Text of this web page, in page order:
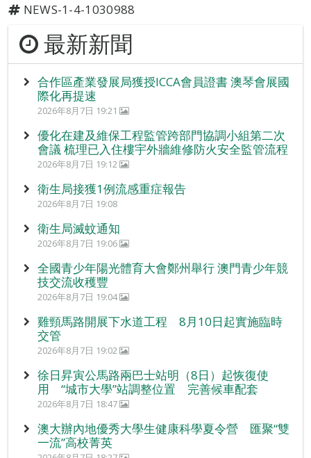
NEWS-1-4-1030988
最新新聞
合作區產業發展局獲授ICCA會員證書 澳琴會展國
際化再提速
2026年8月7日 19:21
優化在建及維保工程監管跨部門協調小組第二次
會議 梳理已入住樓宇外牆維修防火安全監管流程
2026年8月7日 19:12
衛生局接獲1例流感重症報告
2026年8月7日 19:08
衛生局滅蚊通知
2026年8月7日 19:06
全國青少年陽光體育大會鄭州舉行 澳門青少年競
技交流收穫豐
2026年8月7日 19:04
雞頸馬路開展下水道工程 8月10日起實施臨時
交管
2026年8月7日 19:02
徐日昇寅公馬路兩巴士站明（8日）起恢復使
用 “城市大學”站調整位置 完善候車配套
2026年8月7日 18:47
澳大辦內地優秀大學生健康科學夏令營 匯聚“雙
一流”高校菁英